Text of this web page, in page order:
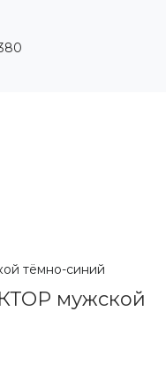
тёмно-синий
мужской